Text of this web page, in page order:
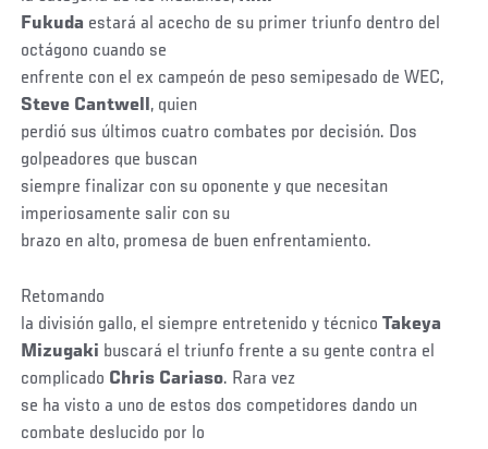
Fukuda estará al acecho de su primer triunfo dentro del
octágono cuando se
enfrente con el ex campeón de peso semipesado de WEC,
Steve Cantwell, quien
perdió sus últimos cuatro combates por decisión. Dos
golpeadores que buscan
siempre finalizar con su oponente y que necesitan
imperiosamente salir con su
brazo en alto, promesa de buen enfrentamiento.
Retomando
la división gallo, el siempre entretenido y técnicoTakeya
Mizugaki buscará el triunfo frente a su gente contra el
complicado Chris Cariaso. Rara vez
se ha visto a uno de estos dos competidores dando un
combate deslucido por lo